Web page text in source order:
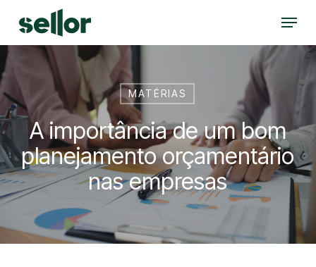
main
content
Menu
MATÉRIAS
A importância de um bom
planejamento orçamentário
nas empresas
Close